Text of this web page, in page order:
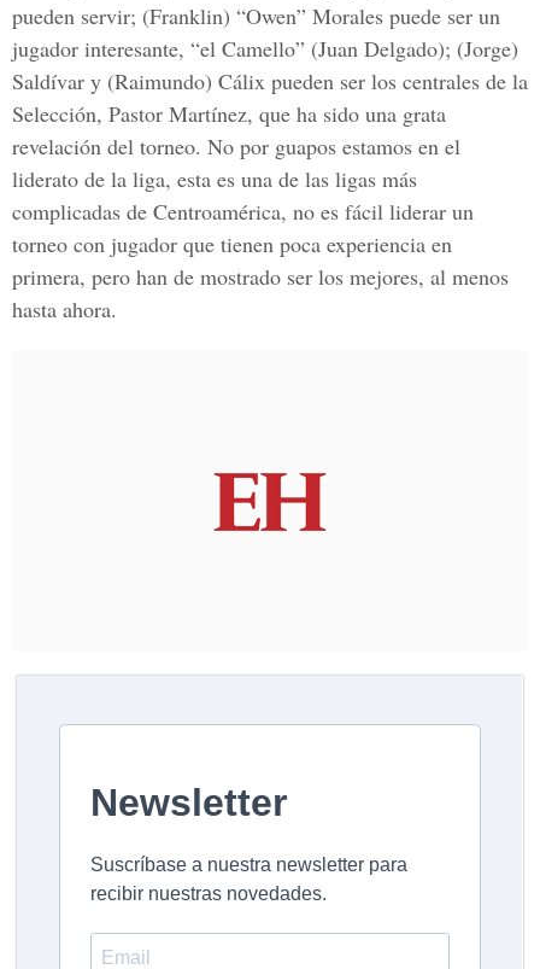
pueden servir; (Franklin) “Owen” Morales puede ser un
jugador interesante, “el Camello” (Juan Delgado); (Jorge)
Saldívar y (Raimundo) Cálix pueden ser los centrales de la
Selección, Pastor Martínez, que ha sido una grata
revelación del torneo. No por guapos estamos en el
liderato de la liga, esta es una de las ligas más
complicadas de Centroamérica, no es fácil liderar un
torneo con jugador que tienen poca experiencia en
primera, pero han de mostrado ser los mejores, al menos
hasta ahora.